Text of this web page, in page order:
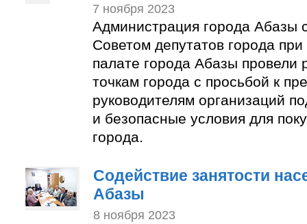
7 ноября 2023
Администрация города Абазы
Советом депутатов города
палате города Абазы провели
точкам города с просьбой к
руководителям организаций
и безопасные условия для
города.
Содействие занятости
Абазы
8 ноября 2023